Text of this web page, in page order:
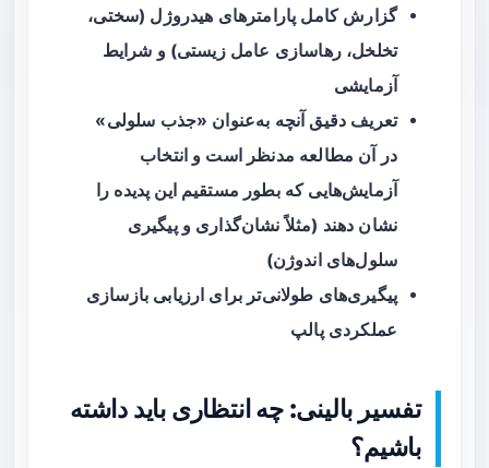
گزارش کامل پارامترهای هیدروژل (سختی،
تخلخل، رهاسازی عامل زیستی) و شرایط
آزمایشی
تعریف دقیق آنچه به‌عنوان «جذب سلولی»
در آن مطالعه مدنظر است و انتخاب
آزمایش‌هایی که بطور مستقیم این پدیده را
نشان دهند (مثلاً نشان‌گذاری و پیگیری
سلول‌های اندوژن)
پیگیری‌های طولانی‌تر برای ارزیابی بازسازی
عملکردی پالپ
تفسیر بالینی: چه انتظاری باید داشته
باشیم؟